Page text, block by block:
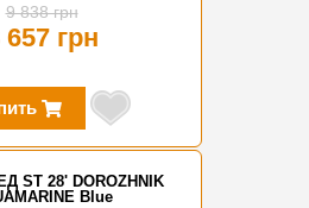
9 838 грн
657 грн
ST 28' DOROZHNIK
Blue